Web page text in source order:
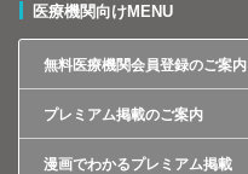
医療機関向けMENU
無料医療機関会員登録のご案内
プレミアム掲載のご案内
漫画でわかるプレミアム掲載